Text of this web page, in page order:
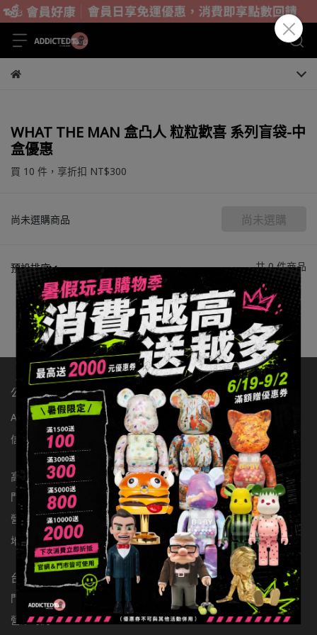
WHAT THE MAN 盒凸人 粒粒歡喜 系列盲袋-中
盒優惠
買 10 件， 享折扣 NT$300
尚未選購商品 尚未選購
預設排序 共 0 件商品
公司：辦手李有限公司
ABOUT玩具有毒 店舖資訊 聯繫我們
統編：83363549
信箱：addictedtoys2020@gmail.com
高雄店
門市電話：0900301877
營業時間：11:00-22:00
地址：高雄市楠梓區大學東路136號
台北店
門市電話：0981797166
營業時間：11:00-22:00